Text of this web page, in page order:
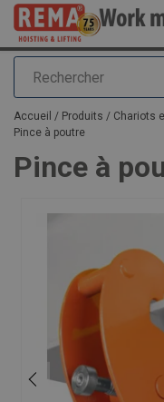
Rechercher
Ajouté au panier
Accueil / Produits / Chariots
Pince à poutre
Pince à